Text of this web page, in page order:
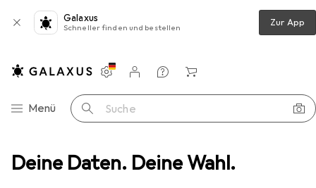
Deine Daten. Deine Wahl.
Galaxus
Schneller finden und bestellen Zur App
Navigation nach Kategorien
Menü Suche
Einstellungen
Kundenkonto
Vergleichslisten
Merklisten
Warenkorb
Babymatratze Träumeland Babymatratze Airkiss